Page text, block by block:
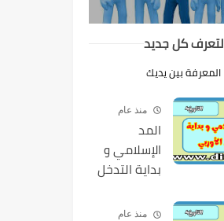
لتعرف كل جديد
المعرفة بين يديك
منذ عام
المد
الإسلامي و
بداية التدخل
منذ عام